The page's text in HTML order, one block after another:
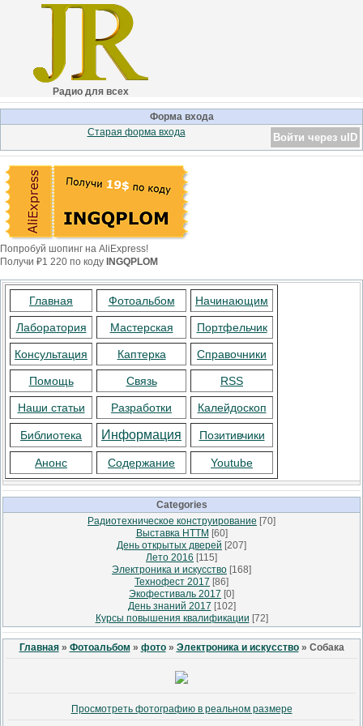
Радио для всех
Форма входа
Войти через uID
Старая форма входа
Попробуй шопинг на AliExpress!
Получи ₽1 220 по коду INGQPLOM
Главная Фотоальбом Начинающим
Лаборатория Мастерская Портфельчик
Консультация Каптерка Справочники
Помощь Связь RSS
Наши статьи Разработки Калейдоскоп
Библиотека Информация Позитивчики
Анонс Содержание Youtube
Categories
Радиотехническое конструирование [70]
Выставка НТТМ [60]
День открытых дверей [207]
Лето 2016 [115]
Электроника и искусство [168]
Технофест 2017 [86]
Экофестиваль 2017 [0]
День знаний 2017 [102]
Курсы повышения квалификации [72]
Главная» Фотоальбом » фото» Электроника и искусство» Собака
Просмотреть фотографию в реальном размере